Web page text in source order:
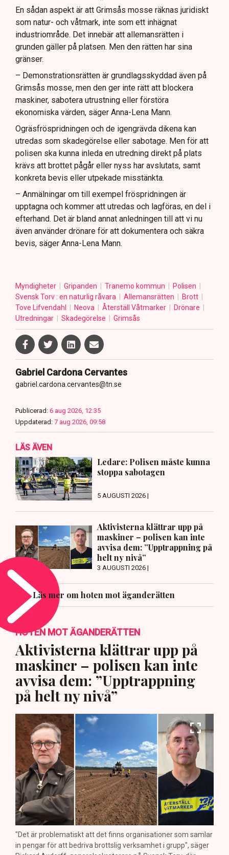
En sådan aspekt är att Grimsås mosse räknas juridiskt
som natur- och våtmark, inte som ett inhägnat
industriområde. Det innebär att allemansrätten i
grunden gäller på platsen. Men den rätten har sina
gränser.
– Demonstrationsrätten är grundlagsskyddad även på
Grimsås mosse, men den ger inte rätt att blockera
maskiner, sabotera utrustning eller förstöra
ekonomiska värden, säger Anna-Lena Mann.
Ogräsfröspridningen och de igengrävda dikena kan
utredas som skadegörelse eller sabotage. Men för att
polisen ska kunna inleda en utredning direkt på plats
krävs att brottet pågår eller nyss har avslutats, samt
konkreta bevis eller utpekade misstänkta.
– Anmälningar om till exempel fröspridningen är
upptagna och kommer att utredas och lagföras, en del i
efterhand. Det är bland annat anledningen till att vi nu
även använder drönare för att dokumentera och säkra
bevis, säger Anna-Lena Mann.
Myndigheter Gripanden Tranemo kommun
Polisen
Svensk Torv : en naturlig råvara
Allemansrätten
Brott
Tove Lifvendahl
Neova Återställ Våtmarker
Drönare
Utredningar
Skadegörelse Grimsås
Gabriel Cardona Cervantes
gabriel.cardona.cervantes@tn.se
Publicerad: 6 aug 2026, 12:35
Uppdaterad: 7 aug 2026, 09:58
LÄS ÄVEN
Ledare: Polisen måste kunna
stoppa sabotagen
5 AUGUSTI 2026 |
Aktivisterna klättrar upp på
maskiner – polisen kan inte
avvisa dem: ”Upptrappning på
helt ny nivå”
3 AUGUSTI 2026 |
Läs mer om hoten mot äganderätten
HOTEN MOT ÄGANDERÄTTEN
Aktivisterna klättrar upp på
maskiner – polisen kan inte
avvisa dem: ”Upptrappning
på helt ny nivå”
"Det är problematiskt att det finns organisationer som samlar
in pengar för att bedriva brottslig verksamhet i grupp", säger